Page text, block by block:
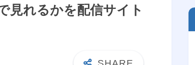
見れるかを配信サイト